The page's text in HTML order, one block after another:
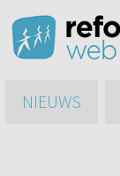
NIEUWS